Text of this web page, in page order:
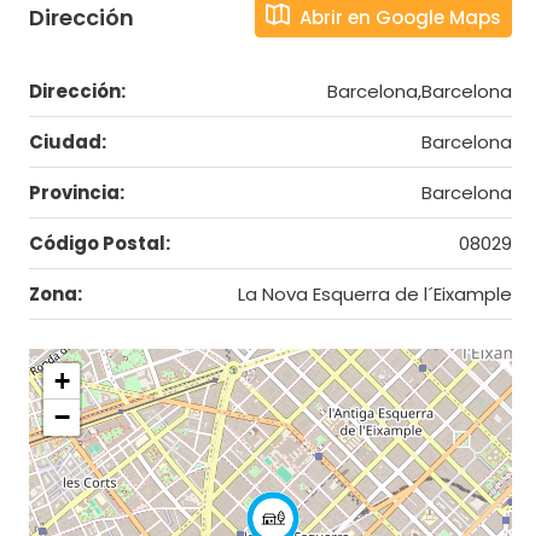
Dirección Abrir en Google Maps
Dirección:
Barcelona,Barcelona
Ciudad:
Barcelona
Provincia:
Barcelona
Código Postal:
08029
Zona:
La Nova Esquerra de l´Eixample
+
−